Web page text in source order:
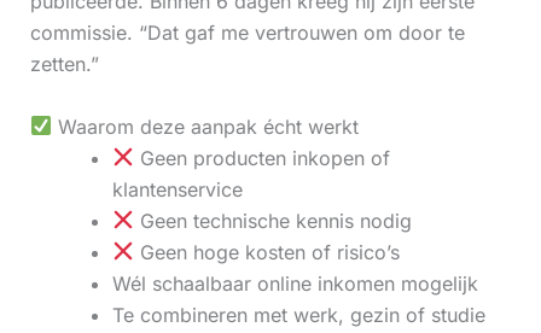
commissie. “Dat gaf me vertrouwen om door te
zetten.”
Waarom deze aanpak écht werkt
Geen producten inkopen of
klantenservice
Geen technische kennis nodig
Geen hoge kosten of risico’s
Wél schaalbaar online inkomen mogelijk
Te combineren met werk, gezin of studie